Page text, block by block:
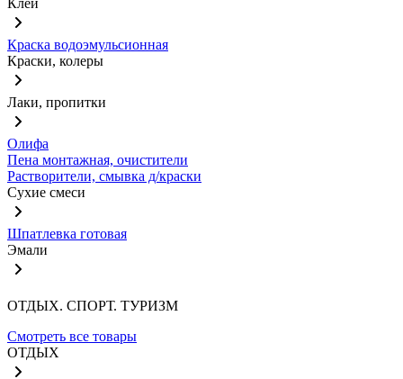
Клеи
Краска водоэмульсионная
Краски, колеры
Лаки, пропитки
Олифа
Пена монтажная, очистители
Растворители, смывка д/краски
Сухие смеси
Шпатлевка готовая
Эмали
ОТДЫХ. СПОРТ. ТУРИЗМ
Смотреть все товары
ОТДЫХ